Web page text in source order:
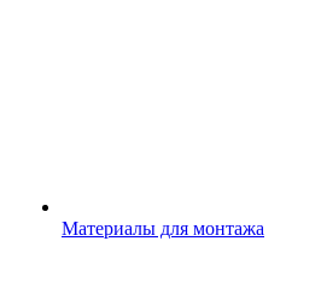
Материалы для монтажа